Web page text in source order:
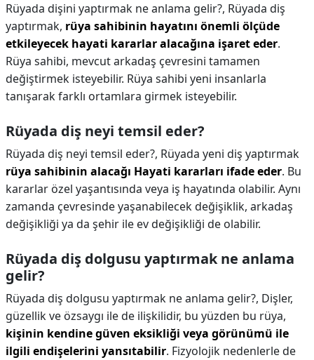
Rüyada dişini yaptırmak ne anlama gelir?, Rüyada diş
yaptırmak, rüya sahibinin hayatını önemli ölçüde
etkileyecek hayati kararlar alacağına işaret eder.
Rüya sahibi, mevcut arkadaş çevresini tamamen
değiştirmek isteyebilir. Rüya sahibi yeni insanlarla
tanışarak farklı ortamlara girmek isteyebilir.
Rüyada diş neyi temsil eder?
Rüyada diş neyi temsil eder?, Rüyada yeni diş yaptırmak
rüya sahibinin alacağı Hayati kararları ifade eder. Bu
kararlar özel yaşantısında veya iş hayatında olabilir. Aynı
zamanda çevresinde yaşanabilecek değişiklik, arkadaş
değişikliği ya da şehir ile ev değişikliği de olabilir.
Rüyada diş dolgusu yaptırmak ne anlama
gelir?
Rüyada diş dolgusu yaptırmak ne anlama gelir?, Dişler,
güzellik ve özsaygı ile de ilişkilidir, bu yüzden bu rüya,
kişinin kendine güven eksikliği veya görünümü ile
ilgili endişelerini yansıtabilir. Fizyolojik nedenlerle de